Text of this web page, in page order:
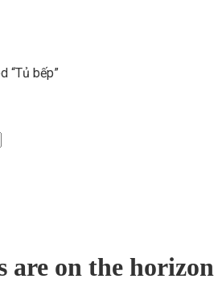
“Tủ bếp”
are on the horizon